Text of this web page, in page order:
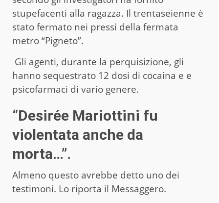
stupefacenti alla ragazza. Il trentaseienne è
stato fermato nei pressi della fermata
metro “Pigneto”.
Gli agenti, durante la perquisizione, gli
hanno sequestrato 12 dosi di cocaina e e
psicofarmaci di vario genere.
“Desirée Mariottini fu
violentata anche da
morta…”.
Almeno questo avrebbe detto uno dei
testimoni. Lo riporta il Messaggero.